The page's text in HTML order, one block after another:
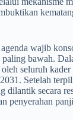
wajib
bawah.
seluruh
Setelah
dilantik secara